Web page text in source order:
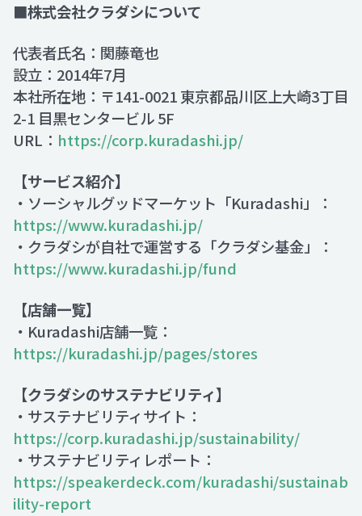
■株式会社クラダシについて
代表者氏名：関藤竜也
設立：2014年7月
本社所在地：〒141-0021 東京都品川区上大崎3丁目
2-1 目黒センタービル 5F
URL： https://corp.kuradashi.jp/
【サービス紹介】
・ソーシャルグッドマーケット「Kuradashi」：
https://www.kuradashi.jp/
・クラダシが自社で運営する「クラダシ基金」：
https://www.kuradashi.jp/fund
【店舗一覧】
・Kuradashi店舗一覧：
https://kuradashi.jp/pages/stores
【クラダシのサステナビリティ】
・サステナビリティサイト：
https://corp.kuradashi.jp/sustainability/
・サステナビリティレポート：
https://speakerdeck.com/kuradashi/sustainab
ility-report